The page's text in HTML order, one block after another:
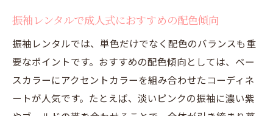
振袖レンタルで成人式におすすめの配色傾向
振袖レンタルでは、単色だけでなく配色のバランスも重
要なポイントです。おすすめの配色傾向としては、ベー
スカラーにアクセントカラーを組み合わせたコーディネ
ートが人気です。たとえば、淡いピンクの振袖に濃い紫